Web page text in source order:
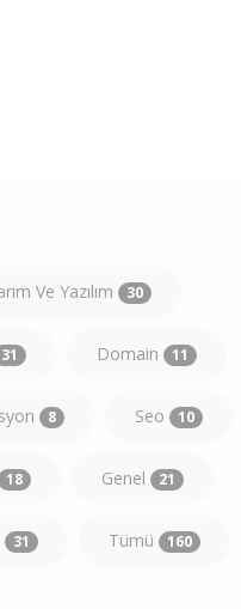
Ve Yazılım 30
31 Domain 11
8 Seo 10
18 Genel 21
31 Tümü 160